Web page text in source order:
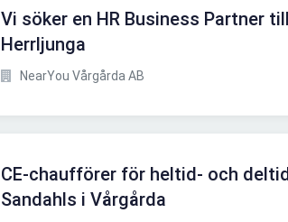
Vi söker en HR Business Partner
Herrljunga
NearYou Vårgårda AB
CE-chaufförer för heltid- och
Sandahls i Vårgårda